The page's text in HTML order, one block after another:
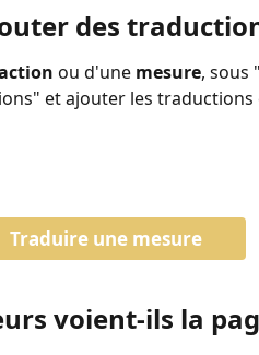
des
ou d'une mesure, sous
et ajouter les
Traduire une mesure
voient-ils la